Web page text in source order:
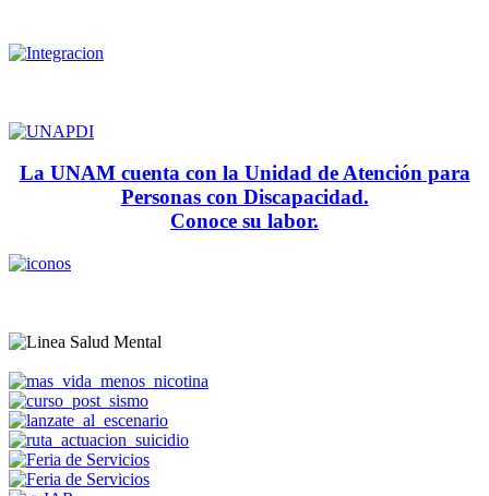
La UNAM cuenta con la Unidad de Atención para
Personas con Discapacidad.
Conoce su labor.